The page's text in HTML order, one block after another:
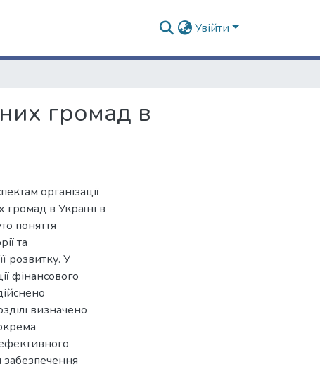
Увійти
громад в
організації
громад в Україні в
поняття
та
розвитку. У
фінансового
визначено
забезпечення